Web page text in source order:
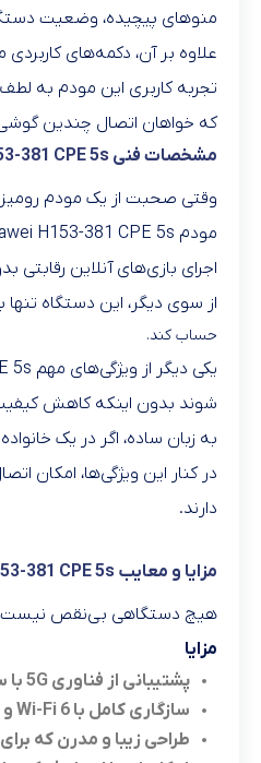
منوهای پیچیده، وضعیت
علاوه بر آن، دکمه‌های کاربردی
که خواهان اتصال چندین گوشی
مشخصات فنی Huawei H153-381 CPE 5s
وقتی صحبت از یک مودم
اجرای بازی‌های آنلاین
از سوی دیگر، این دستگاه
حساب کند.
شوند بدون اینکه کاهش
به زبان ساده، اگر در یک
در کنار این ویژگی‌ها، امکان
دارند.
مزایا و معایب Huawei H153-381 CPE 5s
هیچ دستگاهی بی‌نقص نیست و
مزایا
پشتیبانی از فناوری 5G با سرعت بسیار بالا
سازگاری کامل با Wi-Fi 6 و مدیریت همزمان تعداد زیادی دستگاه
طراحی زیبا و مدرن که